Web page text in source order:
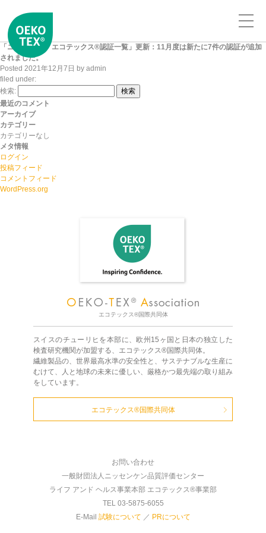
「ニッセンケン エコテックス®認証一覧」更新：11月度は新たに7件の認証が追加
されました。
Posted 2021年12月7日 by admin
filed under:
検索:
検索
最近のコメント
アーカイブ
カテゴリー
カテゴリーなし
メタ情報
ログイン
投稿フィード
コメントフィード
WordPress.org
エコテックス®国際共同体
スイスのチューリヒを本部に、欧州15ヶ国と日本の独立した
検査研究機関が加盟する、エコテックス®国際共同体。
繊維製品の、世界最高水準の安全性と、サステナブルな生産に
むけて、人と地球の未来に優しい、厳格かつ最先端の取り組み
をしています。
エコテックス®国際共同体
お問い合わせ
一般財団法人ニッセンケン品質評価センター
ライフ アンド ヘルス事業本部 エコテックス®事業部
TEL 03-5875-6055
E-Mail 試験について ／ PRについて